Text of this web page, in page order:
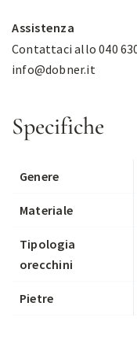
Assistenza
Contattaci allo 040
info@dobner.it
Specifiche
Genere
Materiale
Tipologia
orecchini
Pietre